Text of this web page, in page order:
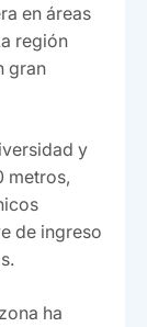
en áreas
región
gran
y
metros,
de ingreso
ha